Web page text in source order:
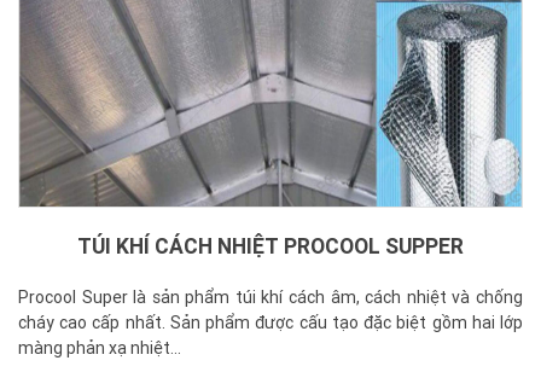
TÚI KHÍ CÁCH NHIỆT PROCOOL SUPPER
Procool Super là sản phẩm túi khí cách âm, cách nhiệt và chống
cháy cao cấp nhất. Sản phẩm được cấu tạo đặc biệt gồm hai lớp
màng phản xạ nhiệt...